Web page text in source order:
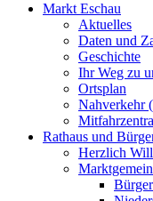
Markt Eschau
Aktuelles
Daten und
Geschichte
Ihr Weg zu
Ortsplan
Nahverkehr
Rathaus und
Herzlich